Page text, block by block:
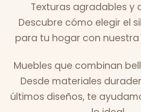
Texturas agradables y
Descubre cómo elegir el
para tu hogar con
Muebles que combinan
Desde materiales
últimos diseños, te